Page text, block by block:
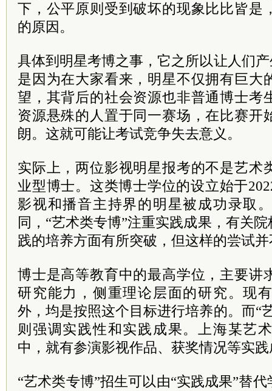
下，公平原则受到破坏的现象比比皆是
的原因。
具体到明星考博之事，它之所以让人们
是因为在大家看来，明星不仅拥有巨大
望，其背后的社会资源也非普通博士考
资源悬殊的人置于同一赛场，在比赛开
朗。这就可能让考试竞争失去意义。
实际上，两位影视明星报考的不是艺术
业型博士。这类博士学位的设立始于
影视和播音主持界的明星被成功录取
同，“艺术类专博”注重实践成果，有关
践的培养方面有所突破，但这样的尝试
博士是高等教育中的最高学位，主要讲
研究能力，侧重理论层面的研究。现
外，均是按照这个目标进行培养的。而“
则强调实践性和实践成果。上海某艺
中，就有参演影视作品、获奖情况等实
“艺术类专博”招生可以由“实践成果”替